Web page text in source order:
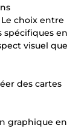
choix entre
spécifiques en
visuel que
des cartes
graphique en